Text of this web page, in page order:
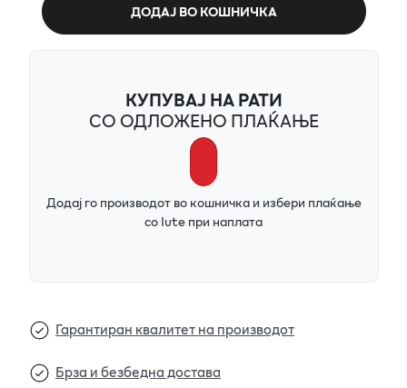
ДОДАЈ ВО КОШНИЧКА
КУПУВАЈ НА РАТИ
СО ОДЛОЖЕНО ПЛАЌАЊЕ
Додај го производот во кошничка и избери плаќање
со Iute при наплата
Гарантиран квалитет на производот
Брза и безбедна достава